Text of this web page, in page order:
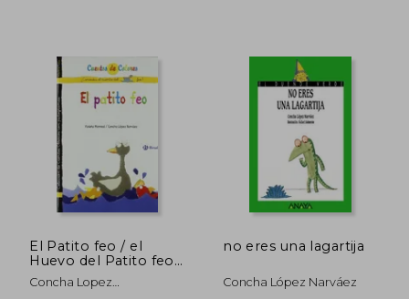
50%
dcto.
$ 89.788
$ 44.894
50%
dcto.
El Patito feo / el
Huevo del Patito feo
(Castellano - Bruño -
Cuentos de Colores -
Concha Lopez
no eres una lagartija
Concha López Narváez